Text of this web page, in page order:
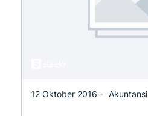
12 Oktober 2016 - Akuntansi